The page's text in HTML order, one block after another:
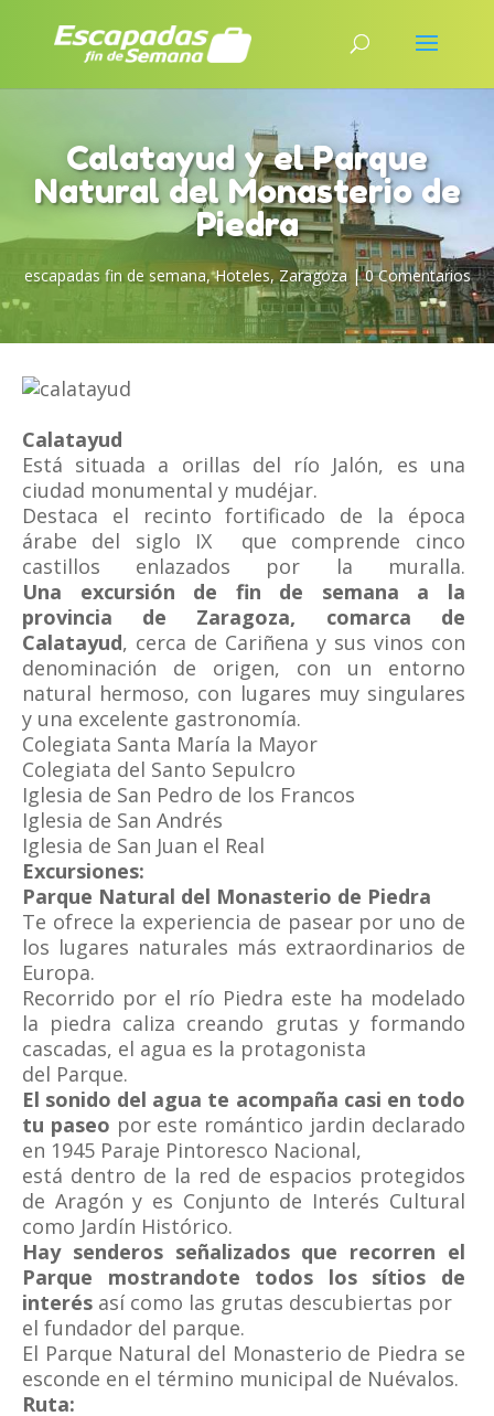
Calatayud y el Parque
Natural del Monasterio de
Piedra
escapadas fin de semana,Hoteles,Zaragoza|0 Comentarios
Calatayud
Está situada a orillas del río Jalón, es una
ciudad monumental y mudéjar.
Destaca el recinto fortificado de la época
árabe del siglo IX que comprende cinco
castillos enlazados por la muralla.
Una excursión de fin de semana a la
provincia de Zaragoza, comarca de
Calatayud, cerca de Cariñena y sus vinos con
denominación de origen, con un entorno
natural hermoso, con lugares muy singulares
y una excelente gastronomía.
Colegiata Santa María la Mayor
Colegiata del Santo Sepulcro
Iglesia de San Pedro de los Francos
Iglesia de San Andrés
Iglesia de San Juan el Real
Excursiones:
Parque Natural del Monasterio de Piedra
Te ofrece la experiencia de pasear por uno de
los lugares naturales más extraordinarios de
Europa.
Recorrido por el río Piedra este ha modelado
la piedra caliza creando grutas y formando
cascadas, el agua es la protagonista
del Parque.
El sonido del agua te acompaña casi en todo
tu paseo por este romántico jardin declarado
en 1945 Paraje Pintoresco Nacional,
está dentro de la red de espacios protegidos
de Aragón y es Conjunto de Interés Cultural
como Jardín Histórico.
Hay senderos señalizados que recorren el
Parque mostrandote todos los sítios de
interés así como las grutas descubiertas por
el fundador del parque.
El Parque Natural del Monasterio de Piedra se
esconde en el término municipal de Nuévalos.
Ruta: